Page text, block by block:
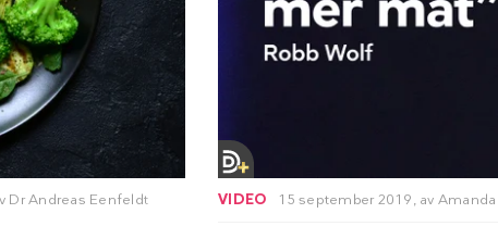
Dr Andreas Eenfeldt
VIDEO 15 september 2019, av